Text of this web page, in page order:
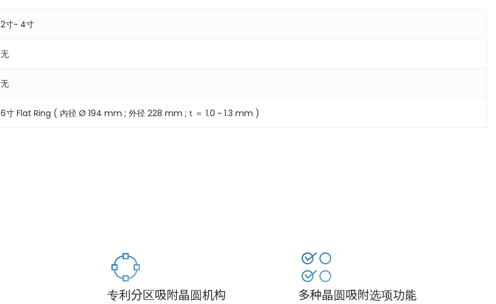
2寸~ 4寸
无
无
6寸 Flat Ring ( 内径 Ø 194 mm ; 外径 228 mm ;ｔ＝ 1.0 ~ 1.3 mm )
专利分区吸附晶圆机构 多种晶圆吸附选项功能